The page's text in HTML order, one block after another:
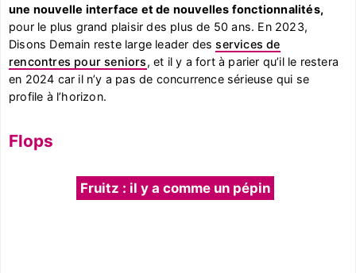
une nouvelle interface et de nouvelles fonctionnalités,
pour le plus grand plaisir des plus de 50 ans. En 2023,
Disons Demain reste large leader desservices de
rencontres pour seniors, et il y a fort à parier qu’il le restera
en 2024 car il n’y a pas de concurrence sérieuse qui se
profile à l’horizon.
Flops
Fruitz : il y a comme un pépin